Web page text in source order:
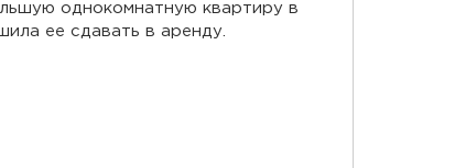
однокомнатную квартиру в
ее сдавать в аренду.